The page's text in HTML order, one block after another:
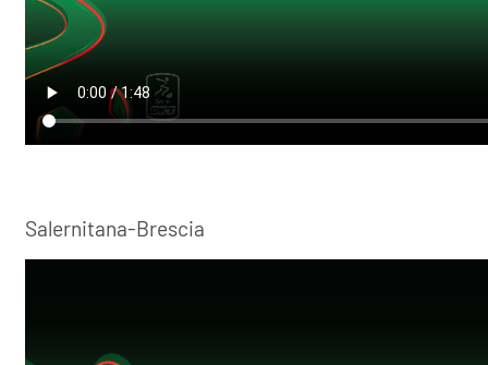
Salernitana-Brescia